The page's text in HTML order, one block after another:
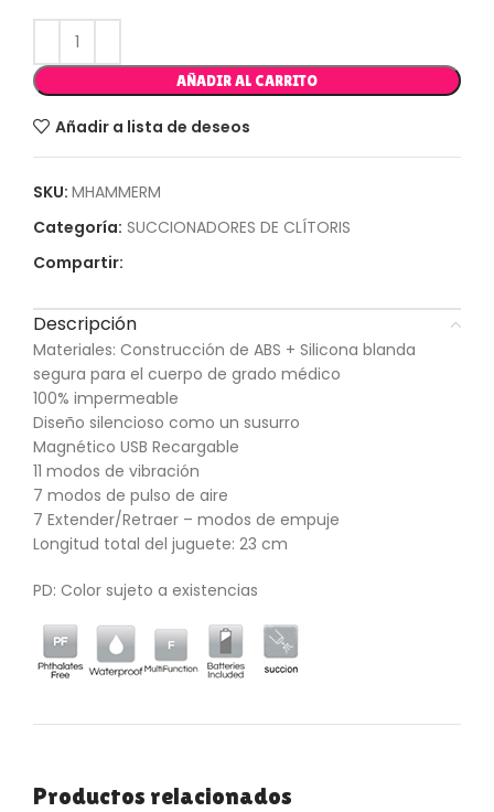
AÑADIR AL CARRITO
Añadir a lista de deseos
SKU: MHAMMERM
Categoría: SUCCIONADORES DE CLÍTORIS
Compartir:
Descripción
Materiales: Construcción de ABS + Silicona blanda
segura para el cuerpo de grado médico
100% impermeable
Diseño silencioso como un susurro
Magnético USB Recargable
11 modos de vibración
7 modos de pulso de aire
7 Extender/Retraer – modos de empuje
Longitud total del juguete: 23 cm
PD: Color sujeto a existencias
Productos relacionados